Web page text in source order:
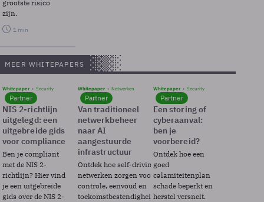
grootste risico
zijn.
1 min
MEER WHITEPAPERS
Whitepaper Security
Partner
NIS 2-richtlijn
uitgelegd: een
uitgebreide gids
voor compliance
Ben je compliant
met de NIS 2-
richtlijn? Hier vind
je een uitgebreide
gids over de NIS 2-
Whitepaper Netwerken
Partner
Van traditioneel
netwerkbeheer
naar AI
aangestuurde
infrastructuur
Ontdek hoe self-driving
netwerken zorgen voor
controle, eenvoud en
toekomstbestendigheid.
Whitepaper Security
Partner
Een storing of
cyberaanval:
ben je
voorbereid?
Ontdek hoe een
goed
calamiteitenplan
schade beperkt en
herstel versnelt.